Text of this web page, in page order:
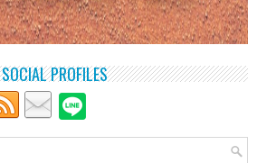
SOCIAL PROFILES